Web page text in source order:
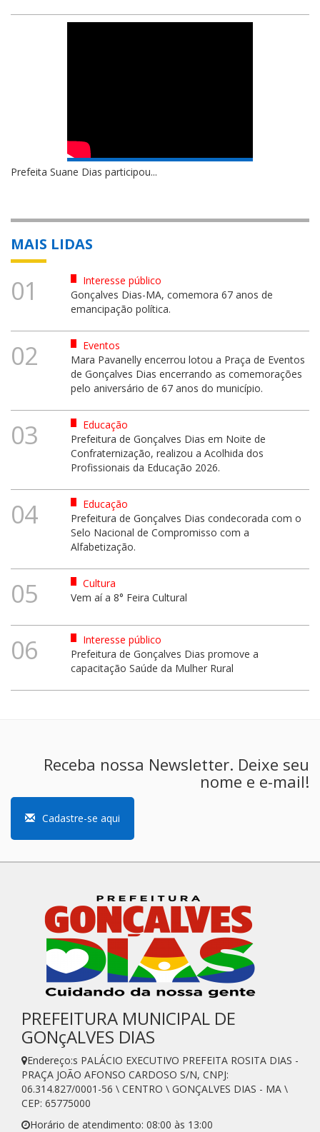
Prefeita Suane Dias participou...
MAIS LIDAS
01
Interesse público
Gonçalves Dias-MA, comemora 67 anos de
emancipação política.
02
Eventos
Mara Pavanelly encerrou lotou a Praça de Eventos
de Gonçalves Dias encerrando as comemorações
pelo aniversário de 67 anos do município.
03
Educação
Prefeitura de Gonçalves Dias em Noite de
Confraternização, realizou a Acolhida dos
Profissionais da Educação 2026.
04
Educação
Prefeitura de Gonçalves Dias condecorada com o
Selo Nacional de Compromisso com a
Alfabetização.
05
Cultura
Vem aí a 8° Feira Cultural
06
Interesse público
Prefeitura de Gonçalves Dias promove a
capacitação Saúde da Mulher Rural
Receba nossa Newsletter. Deixe seu
nome e e-mail!
Cadastre-se aqui
PREFEITURA MUNICIPAL DE
GONçALVES DIAS
Endereço:s PALÁCIO EXECUTIVO PREFEITA ROSITA DIAS -
PRAÇA JOÃO AFONSO CARDOSO S/N, CNPJ:
06.314.827/0001-56 \ CENTRO \ GONÇALVES DIAS - MA \
CEP: 65775000
Horário de atendimento: 08:00 às 13:00